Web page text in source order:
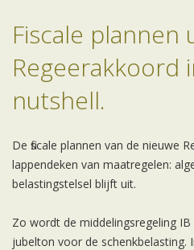
Fiscale plannen
Regeerakkoord
nutshell.
De fiscale plannen van de nieuwe
lappendeken van maatregelen:
belastingstelsel blijft uit.
Zo wordt de middelingsregeling
jubelton voor de schenkbelasting.